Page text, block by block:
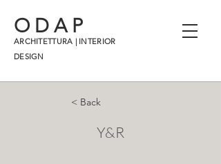
ODAP
ARCHITETTURA | INTERIOR
DESIGN
< Back
Y&R